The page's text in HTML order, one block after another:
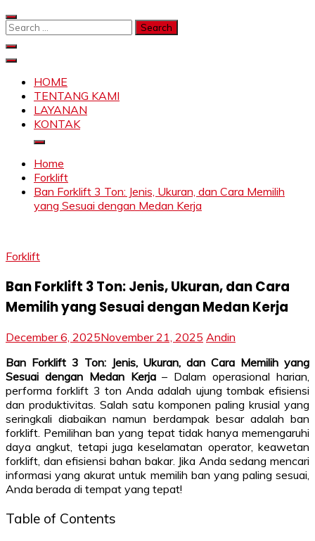
Skip
to
Search
SKYLIFTHOME
TENTANG KAMI
LAYANAN
KONTAK
Home
Forklift
Ban Forklift 3 Ton: Jenis, Ukuran, dan Cara Memilih
yang Sesuai dengan Medan Kerja
Forklift
Ban Forklift 3 Ton: Jenis, Ukuran, dan Cara
Memilih yang Sesuai dengan Medan Kerja
December 6, 2025November 21, 2025 Andin
Ban Forklift 3 Ton: Jenis, Ukuran, dan Cara Memilih yang
Sesuai dengan Medan Kerja– Dalam operasional harian,
performa forklift 3 ton Anda adalah ujung tombak efisiensi
dan produktivitas. Salah satu komponen paling krusial yang
seringkali diabaikan namun berdampak besar adalah ban
forklift. Pemilihan ban yang tepat tidak hanya memengaruhi
daya angkut, tetapi juga keselamatan operator, keawetan
forklift, dan efisiensi bahan bakar. Jika Anda sedang mencari
informasi yang akurat untuk memilih ban yang paling sesuai,
Anda berada di tempat yang tepat!
Table of Contents